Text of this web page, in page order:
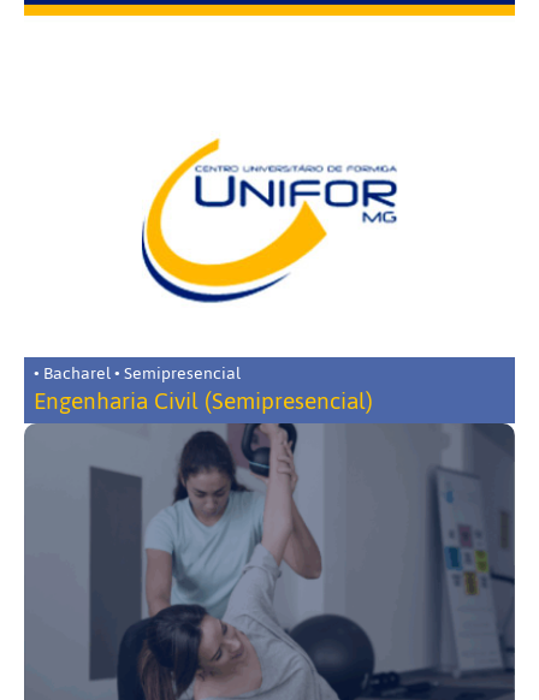
• Bacharel • Semipresencial
Engenharia Civil (Semipresencial)